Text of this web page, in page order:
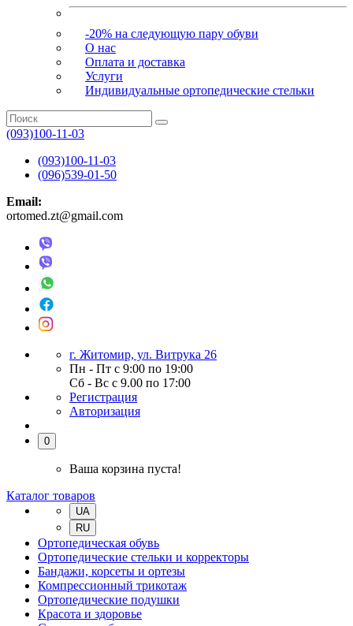
-20% на следующую пару обуви
О нас
Оплата и доставка
Услуги
Индивидуальные ортопедические стельки
(093)100-11-03
(093)100-11-03
(096)539-01-50
Email:
ortomed.zt@gmail.com
г. Житомир, ул. Витрука 26
Пн - Пт с 9:00 по 19:00
Сб - Вс с 9.00 по 17:00
Регистрация
Авторизация
0
Ваша корзина пуста!
Каталог товаров
UA
RU
Ортопедическая обувь
Ортопедические стельки и корректоры
Бандажи, корсеты и ортезы
Компрессионный трикотаж
Ортопедические подушки
Красота и здоровье